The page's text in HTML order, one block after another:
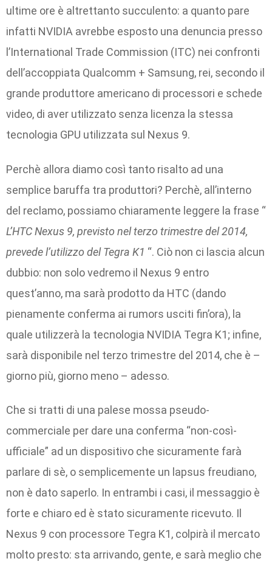
ultime ore è altrettanto succulento: a quanto pare
infatti NVIDIA avrebbe esposto una denuncia presso
l’International Trade Commission (ITC) nei confronti
dell’accoppiata Qualcomm + Samsung, rei, secondo il
grande produttore americano di processori e schede
video, di aver utilizzato senza licenza la stessa
tecnologia GPU utilizzata sul Nexus 9.
Perchè allora diamo così tanto risalto ad una
semplice baruffa tra produttori? Perchè, all’interno
del reclamo, possiamo chiaramente leggere la frase “
L’HTC Nexus 9, previsto nel terzo trimestre del 2014,
prevede l’utilizzo del Tegra K1 “. Ciò non ci lascia alcun
dubbio: non solo vedremo il Nexus 9 entro
quest’anno, ma sarà prodotto da HTC (dando
pienamente conferma ai rumors usciti fin’ora), la
quale utilizzerà la tecnologia NVIDIA Tegra K1; infine,
sarà disponibile nel terzo trimestre del 2014, che è –
giorno più, giorno meno – adesso.
Che si tratti di una palese mossa pseudo-
commerciale per dare una conferma “non-così-
ufficiale” ad un dispositivo che sicuramente farà
parlare di sè, o semplicemente un lapsus freudiano,
non è dato saperlo. In entrambi i casi, il messaggio è
forte e chiaro ed è stato sicuramente ricevuto. Il
Nexus 9 con processore Tegra K1, colpirà il mercato
molto presto: sta arrivando, gente, e sarà meglio che